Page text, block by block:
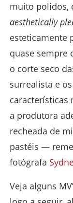
muito polidos,
aesthetically
esteticamente
quase sempre
o corte seco
surrealista e
características
a produtora
recheada de
pastéis —
fotógrafa
Veja alguns